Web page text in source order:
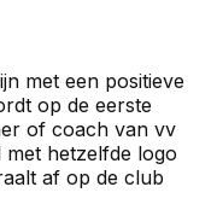
met een positieve
op de eerste
of coach van vv
hetzelfde logo
af op de club